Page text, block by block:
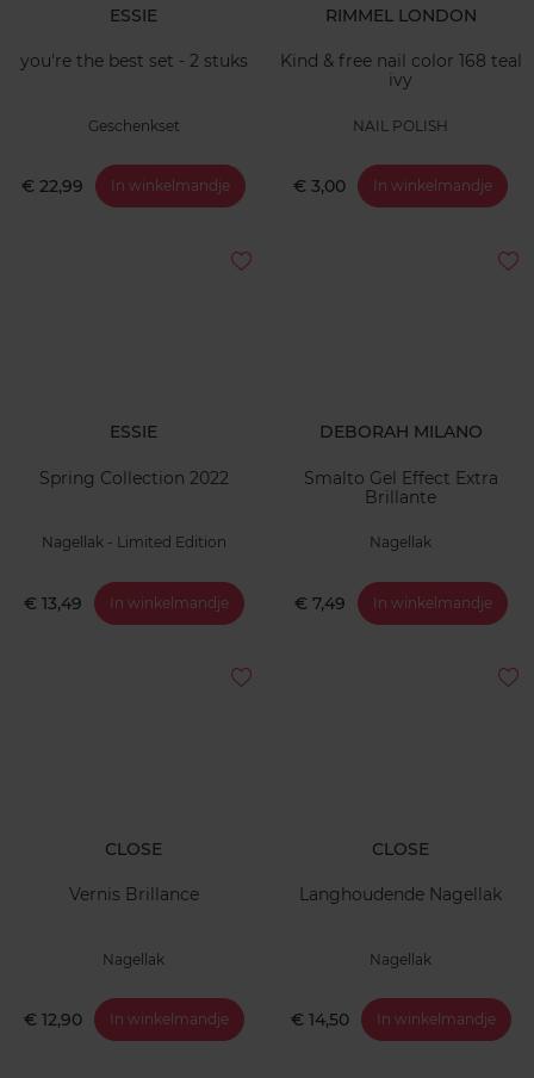
ESSIE
you're the best set - 2 stuks
Geschenkset
€ 22,99 In winkelmandje
RIMMEL LONDON
Kind & free nail color 168 teal
ivy
NAIL POLISH
€ 3,00 In winkelmandje
ESSIE
Spring Collection 2022
Nagellak - Limited Edition
€ 13,49 In winkelmandje
DEBORAH MILANO
Smalto Gel Effect Extra
Brillante
Nagellak
€ 7,49 In winkelmandje
CLOSE
Vernis Brillance
Nagellak
€ 12,90 In winkelmandje
CLOSE
Langhoudende Nagellak
Nagellak
€ 14,50 In winkelmandje